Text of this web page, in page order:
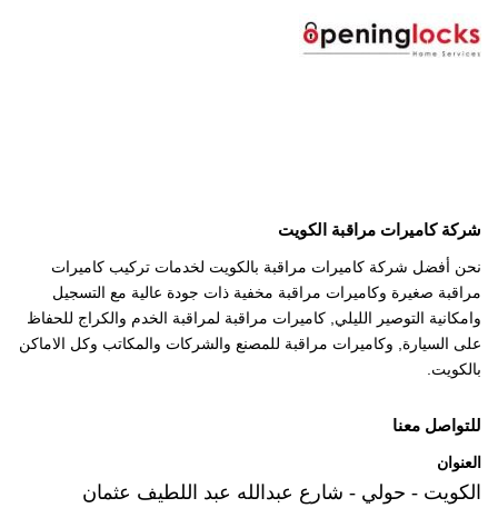
شركة كاميرات مراقبة الكويت
نحن أفضل شركة كاميرات مراقبة بالكويت لخدمات تركيب كاميرات
مراقبة صغيرة وكاميرات مراقبة مخفية ذات جودة عالية مع التسجيل
وامكانية التوصير الليلي, كاميرات مراقبة لمراقبة الخدم والكراج للحفاظ
على السيارة, وكاميرات مراقبة للمصنع والشركات والمكاتب وكل الاماكن
بالكويت.
للتواصل معنا
العنوان
الكويت - حولي - شارع عبدالله عبد اللطيف عثمان